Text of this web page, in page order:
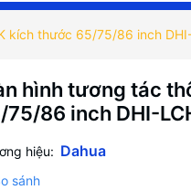
kích thước 65/75/86 inch
hình tương tác
75/86 inch DHI-
hiệu: Dahua